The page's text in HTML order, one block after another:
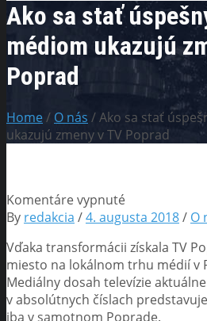
Ako sa stať
médiom ukazujú
Poprad
Home/ O nás / Ako sa stať
ukazujú zmeny v TV Poprad
Komentáre vypnuténa
Ako
stať
úspešným
lokálnym
médiom
By redakcia /4. augusta 2018/ O
Vďaka transformácii získala TV
miesto na lokálnom trhu médií v
Mediálny dosah televízie
v absolútnych číslach
iba v samotnom Poprade.